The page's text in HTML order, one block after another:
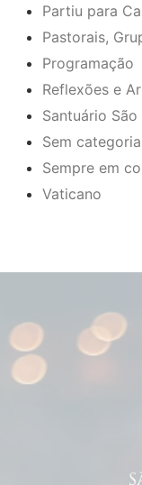
Partiu para
Pastorais,
Programação
Reflexões e
Santuário
Sem categoria
Sempre em
Vaticano